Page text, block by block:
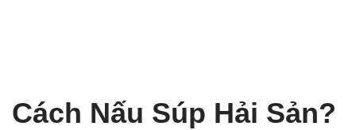
Cách Nấu Súp Hải Sản?